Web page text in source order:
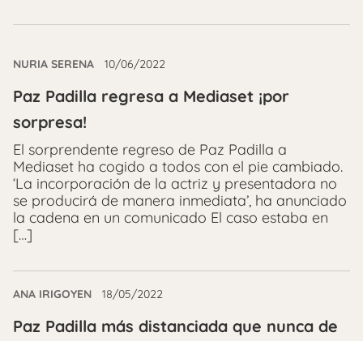
NURIA SERENA 10/06/2022
Paz Padilla regresa a Mediaset ¡por
sorpresa!
El sorprendente regreso de Paz Padilla a
Mediaset ha cogido a todos con el pie cambiado.
‘La incorporación de la actriz y presentadora no
se producirá de manera inmediata’, ha anunciado
la cadena en un comunicado El caso estaba en
[…]
ANA IRIGOYEN 18/05/2022
Paz Padilla más distanciada que nunca de